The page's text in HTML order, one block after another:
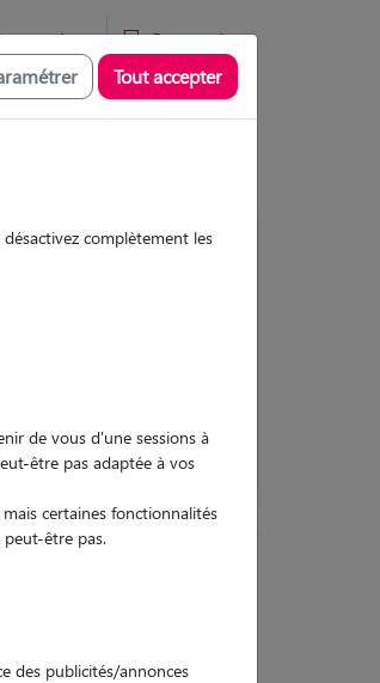
pet sitter Connexion
Tout accepter
complètement les
de vous d'une sessions à
être pas adaptée à vos
certaines fonctionnalités
être pas.
des publicités/annonces